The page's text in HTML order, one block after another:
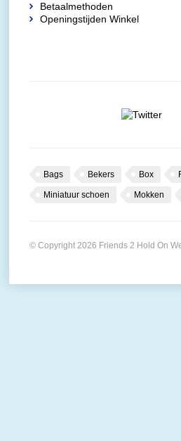
Betaalmethoden
Openingstijden Winkel
Bags Bekers Box
Miniatuur schoen Mokken
© Copyright 2026 Friends 2 Hold On